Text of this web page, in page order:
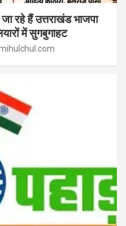
रहे हैं उत्तराखंड भाजपा
में सुगबुगाहट